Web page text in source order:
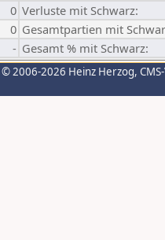
0 Verluste mit Schwarz:
0 Gesamtpartien mit
- Gesamt % mit Schwarz:
© 2006-2026 Heinz Herzog,